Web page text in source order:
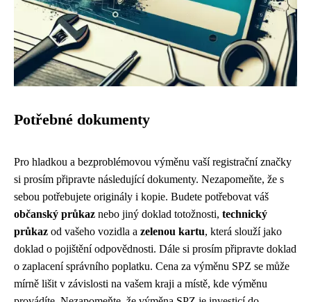
Potřebné dokumenty
Pro hladkou a bezproblémovou výměnu vaší registrační značky
si prosím připravte následující dokumenty. Nezapomeňte, že s
sebou potřebujete originály i kopie. Budete potřebovat váš
občanský průkaz nebo jiný doklad totožnosti, technický
průkaz od vašeho vozidla a zelenou kartu, která slouží jako
doklad o pojištění odpovědnosti. Dále si prosím připravte doklad
o zaplacení správního poplatku. Cena za výměnu SPZ se může
mírně lišit v závislosti na vašem kraji a místě, kde výměnu